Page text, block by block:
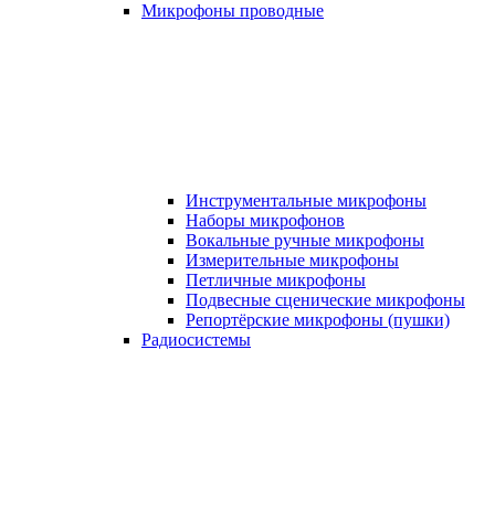
Микрофоны проводные
Инструментальные микрофоны
Наборы микрофонов
Вокальные ручные микрофоны
Измерительные микрофоны
Петличные микрофоны
Подвесные сценические микрофоны
Репортёрские микрофоны (пушки)
Радиосистемы